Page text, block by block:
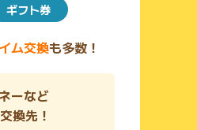
ギフト券
ム交換も多数！
ーなど
換先！